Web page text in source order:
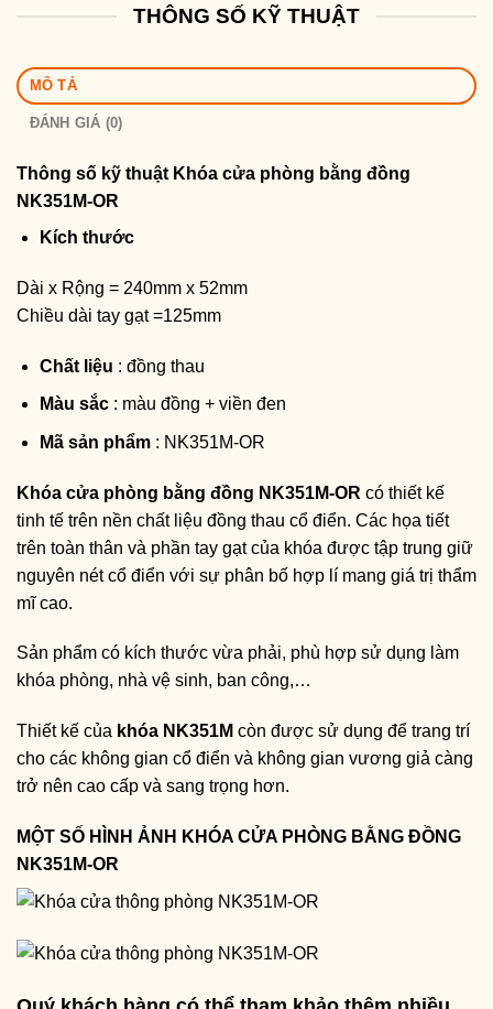
THÔNG SỐ KỸ THUẬT
MÔ TẢ
ĐÁNH GIÁ (0)
Thông số kỹ thuật Khóa cửa phòng bằng đồng
NK351M-OR
Kích thước
Dài x Rộng = 240mm x 52mm
Chiều dài tay gạt =125mm
Chất liệu : đồng thau
Màu sắc: màu đồng + viền đen
Mã sản phẩm: NK351M-OR
Khóa cửa phòng bằng đồng NK351M-OR có thiết kế
tinh tế trên nền chất liệu đồng thau cổ điển. Các họa tiết
trên toàn thân và phần tay gạt của khóa được tập trung giữ
nguyên nét cổ điển với sự phân bố hợp lí mang giá trị thẩm
mĩ cao.
Sản phẩm có kích thước vừa phải, phù hợp sử dụng làm
khóa phòng, nhà vệ sinh, ban công,…
Thiết kế của khóa NK351M còn được sử dụng để trang trí
cho các không gian cổ điển và không gian vương giả càng
trở nên cao cấp và sang trọng hơn.
MỘT SỐ HÌNH ẢNH KHÓA CỬA PHÒNG BẰNG ĐỒNG
NK351M-OR